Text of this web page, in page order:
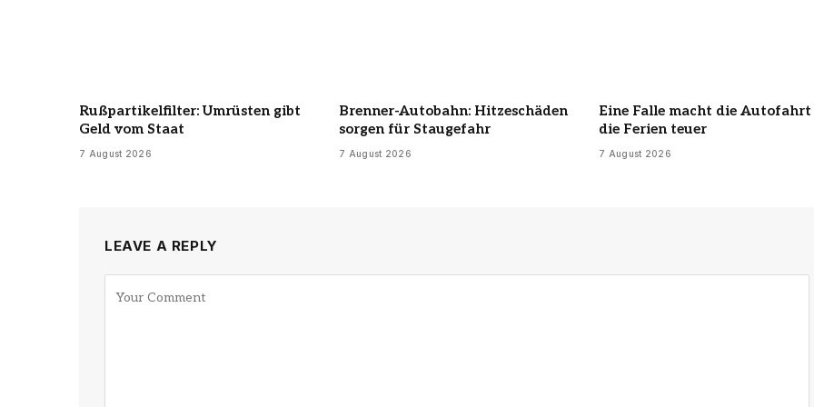
Rußpartikelfilter: Umrüsten gibt
Geld vom Staat
7 August 2026
Brenner-Autobahn: Hitzeschäden
sorgen für Staugefahr
7 August 2026
Eine Falle macht die
die Ferien teuer
7 August 2026
LEAVE A REPLY